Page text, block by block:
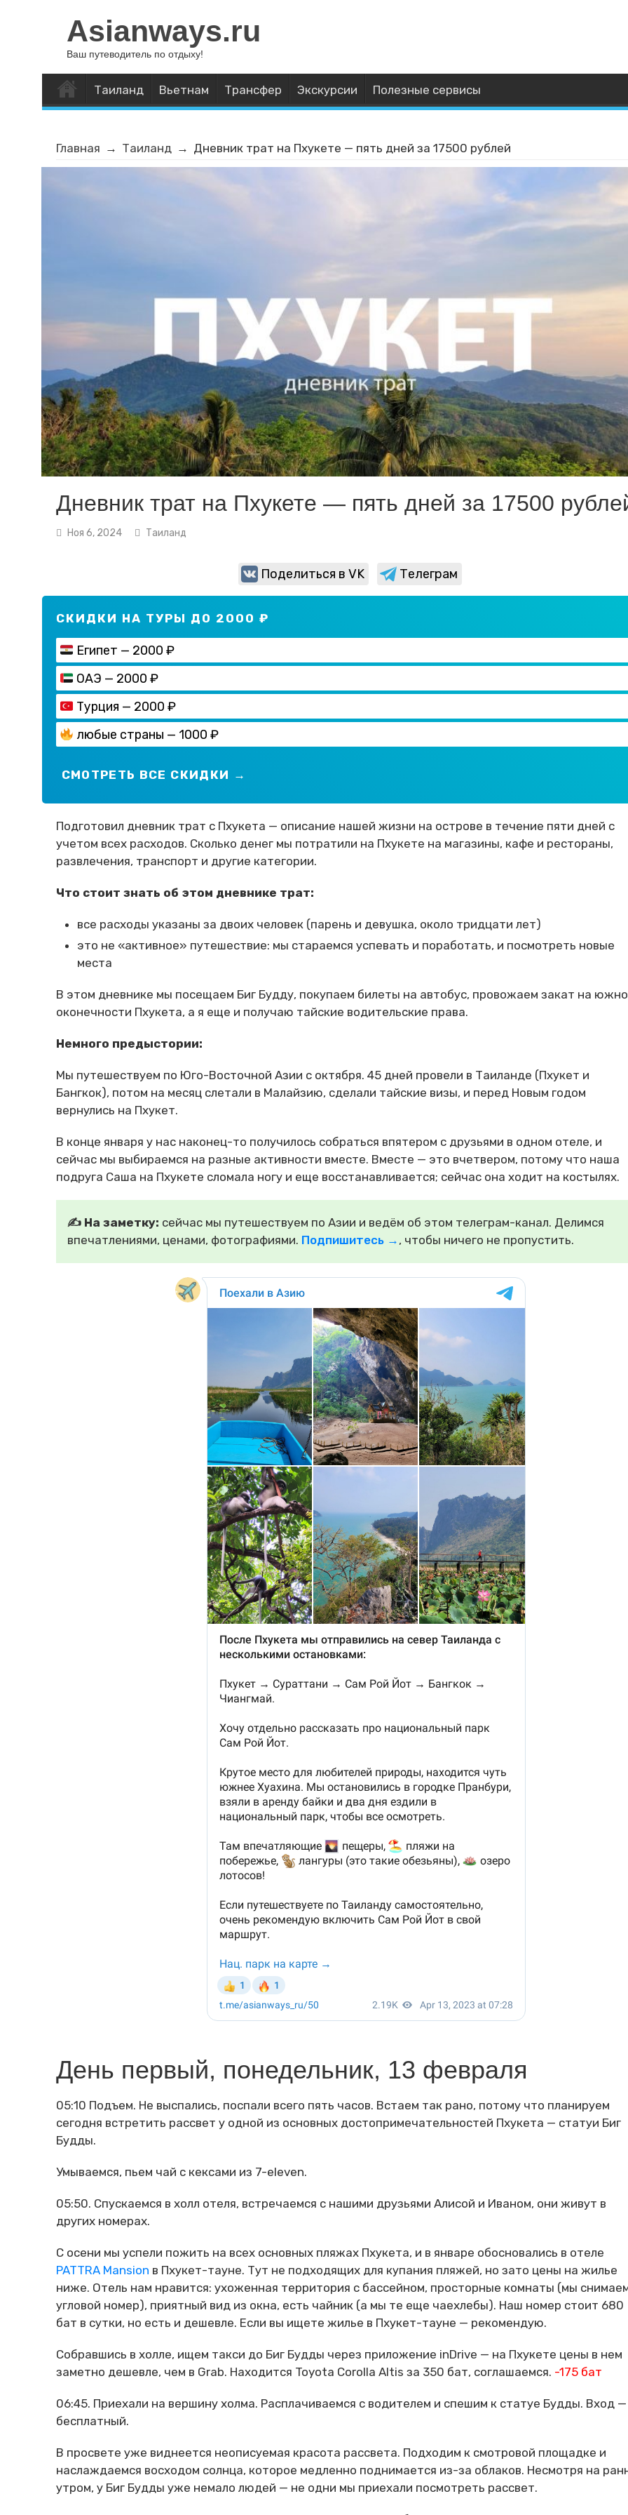
Asianways.ru
Ваш путеводитель по отдыху!
Таиланд Вьетнам Трансфер Экскурсии Полезные сервисы
Главная → Таиланд → Дневник трат на Пхукете — пять дней за 17500 рублей
Дневник трат на Пхукете — пять дней за 17500
Ноя 6, 2024 Таиланд
Поделиться в VK Телеграм
СКИДКИ НА ТУРЫ ДО 2000 ₽
Египет — 2000 ₽
ОАЭ — 2000 ₽
Турция — 2000 ₽
любые страны — 1000 ₽
СМОТРЕТЬ ВСЕ СКИДКИ →
Подготовил дневник трат с Пхукета — описание нашей жизни на острове в течение пяти дней с
учетом всех расходов. Сколько денег мы потратили на Пхукете на магазины, кафе и рестораны,
развлечения, транспорт и другие категории.
Что стоит знать об этом дневнике трат:
все расходы указаны за двоих человек (парень и девушка, около тридцати лет)
это не «активное» путешествие: мы стараемся успевать и поработать, и посмотреть новые
места
В этом дневнике мы посещаем Биг Будду, покупаем билеты на автобус, провожаем закат на
оконечности Пхукета, а я еще и получаю тайские водительские права.
Немного предыстории:
Мы путешествуем по Юго-Восточной Азии с октября. 45 дней провели в Таиланде (Пхукет и
Бангкок), потом на месяц слетали в Малайзию, сделали тайские визы, и перед Новым годом
вернулись на Пхукет.
В конце января у нас наконец-то получилось собраться впятером с друзьями в одном отеле, и
сейчас мы выбираемся на разные активности вместе. Вместе — это вчетвером, потому что наша
подруга Саша на Пхукете сломала ногу и еще восстанавливается; сейчас она ходит на костылях.
✍️ На заметку: сейчас мы путешествуем по Азии и ведём об этом телеграм-канал. Делимся
впечатлениями, ценами, фотографиями. Подпишитесь → , чтобы ничего не пропустить.
День первый, понедельник, 13 февраля
05:10 Подъем. Не выспались, поспали всего пять часов. Встаем так рано, потому что планируем
сегодня встретить рассвет у одной из основных достопримечательностей Пхукета — статуи Биг
Будды.
Умываемся, пьем чай с кексами из 7-eleven.
05:50. Спускаемся в холл отеля, встречаемся с нашими друзьями Алисой и Иваном, они живут в
других номерах.
С осени мы успели пожить на всех основных пляжах Пхукета, и в январе обосновались в отеле
PATTRA Mansion в Пхукет-тауне. Тут не подходящих для купания пляжей, но зато цены на жилье
ниже. Отель нам нравится: ухоженная территория с бассейном, просторные комнаты (мы
угловой номер), приятный вид из окна, есть чайник (а мы те еще чаехлебы). Наш номер стоит 680
бат в сутки, но есть и дешевле. Если вы ищете жилье в Пхукет-тауне — рекомендую.
Собравшись в холле, ищем такси до Биг Будды через приложение inDrive — на Пхукете цены в нем
заметно дешевле, чем в Grab. Находится Toyota Corolla Altis за 350 бат, соглашаемся. -175 бат
06:45. Приехали на вершину холма. Расплачиваемся с водителем и спешим к статуе Будды. Вход —
бесплатный.
В просвете уже виднеется неописуемая красота рассвета. Подходим к смотровой площадке и
наслаждаемся восходом солнца, которое медленно поднимается из-за облаков. Несмотря на
утром, у Биг Будды уже немало людей — не одни мы приехали посмотреть рассвет.